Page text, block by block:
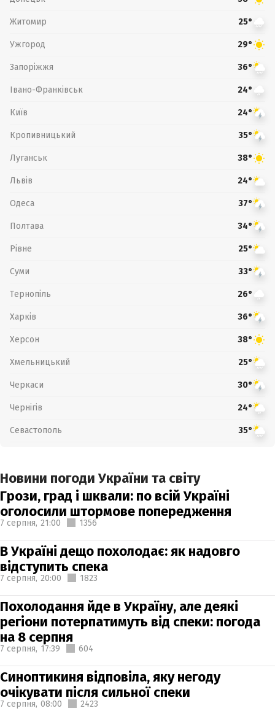
Житомир 25°
Ужгород 29°
Запоріжжя 36°
Івано-Франківськ 24°
Київ 24°
Кропивницький 35°
Луганськ 38°
Львів 24°
Одеса 37°
Полтава 34°
Рівне 25°
Суми 33°
Тернопіль 26°
Харків 36°
Херсон 38°
Хмельницький 25°
Черкаси 30°
Чернігів 24°
Севастополь 35°
Новини погоди України та світу
Грози, град і шквали: по всій Україні
оголосили штормове попередження
7 серпня, 21:00 1356
В Україні дещо похолодає: як надовго
відступить спека
7 серпня, 20:00 1823
Похолодання йде в Україну, але деякі
регіони потерпатимуть від спеки: погода
на 8 серпня
7 серпня, 17:39 604
Синоптикиня відповіла, яку негоду
очікувати після сильної спеки
7 серпня, 08:00 2423